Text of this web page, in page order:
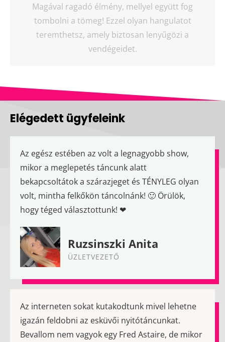
Magával ragadó élmény, mellyel együtt fog
tombolni a tömeg! Ezzel olyan hangulatot
teremthetsz, amely biztosan lenyűgözi a
vendégeidet.
Elégedett ügyfeleink
Az egész estében az volt a legnagyobb show,
mikor a meglepetés táncunk alatt
bekapcsoltátok a szárazjeget és TÉNYLEG olyan
volt, mintha felkőkön táncolnánk! 🙂 Örülök,
hogy téged választottunk! ❤
Ruzsinszki Anita
ÜZLETVEZETŐ
Az interneten sokat kutakodtunk mivel lehetne
igazán feldobni az esküvői nyitótáncunkat.
Bevallom nem vagyok egy Fred Astaire, de mikor